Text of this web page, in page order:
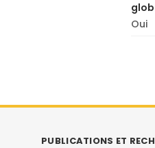
Oui
PUBLICATIONS ET